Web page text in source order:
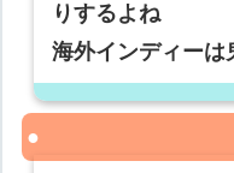
りするよね
海外インディーは